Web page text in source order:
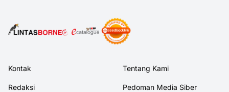
Kontak Tentang Kami
Redaksi Pedoman Media Siber